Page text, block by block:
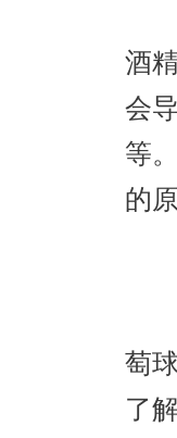
1
酒
会
等
的
2
萄
了